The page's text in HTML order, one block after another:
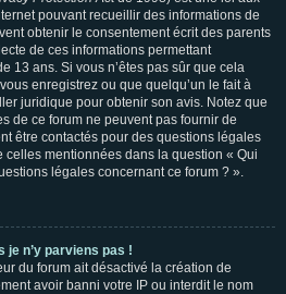
pouvant recueillir des informations de
obtenir le consentement écrit des parents
de ces informations permettant
13 ans. Si vous n’êtes pas sûr que cela
enregistrez ou que quelqu’un le fait à
juridique pour obtenir son avis. Notez que
de ce forum ne peuvent pas fournir de
être contactés pour des questions légales
celles mentionnées dans la question « Qui
légales concernant ce forum ? ».
je n’y parviens pas !
du forum ait désactivé la création de
avoir banni votre IP ou interdit le nom